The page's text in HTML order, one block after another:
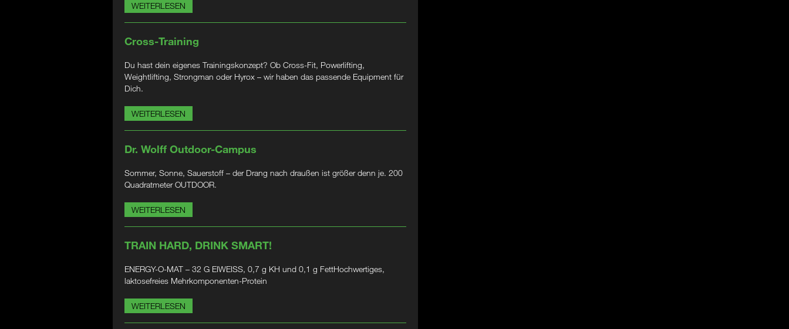
WEITERLESEN
Cross-Training
Du hast dein eigenes Trainingskonzept? Ob Cross-Fit, Powerlifting,
Weightlifting, Strongman oder Hyrox – wir haben das passende Equipment für
Dich.
WEITERLESEN
Dr. Wolff Outdoor-Campus
Sommer, Sonne, Sauerstoff – der Drang nach draußen ist größer denn je. 200
Quadratmeter OUTDOOR.
WEITERLESEN
TRAIN HARD, DRINK SMART!
ENERGY-O-MAT – 32 G EIWEISS, 0,7 g KH und 0,1 g FettHochwertiges,
laktosefreies Mehrkomponenten-Protein
WEITERLESEN